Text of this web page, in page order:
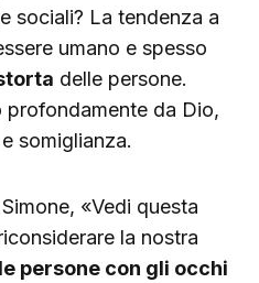
sociali? La tendenza a
umano e spesso
delle persone.
profondamente da Dio,
somiglianza.
«Vedi questa
la nostra
persone con gli occhi